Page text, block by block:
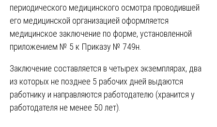
периодического медицинского осмотра проводившей
его медицинской организацией оформляется
медицинское заключение по форме, установленной
приложением № 5 к Приказу № 749н.
Заключение составляется в четырех экземплярах, два
из которых не позднее 5 рабочих дней выдаются
работнику и направляются работодателю (хранится у
работодателя не менее 50 лет).